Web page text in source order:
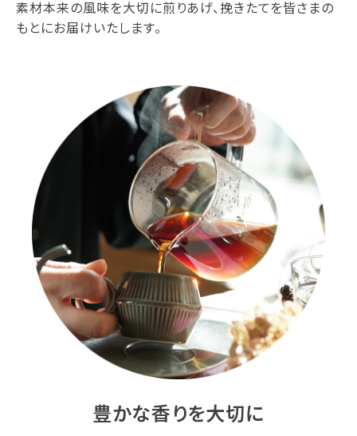
素材本来の風味を大切に煎りあげ、挽きたてを皆さまの
もとにお届けいたします。
豊かな香りを大切に